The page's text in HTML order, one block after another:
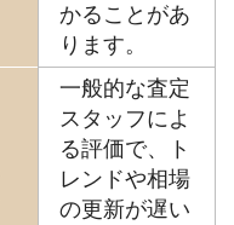
かることがあ
ります。
一般的な査定
スタッフによ
る評価で、ト
レンドや相場
の更新が遅い